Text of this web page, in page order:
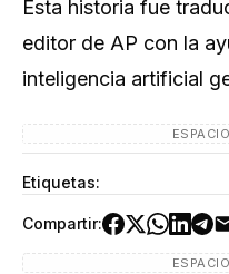
Esta historia fue
editor de AP con la
inteligencia artificial
Etiquetas:
Compartir: